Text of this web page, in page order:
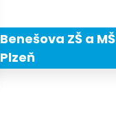
Benešova ZŠ a MŠ
Plzeň